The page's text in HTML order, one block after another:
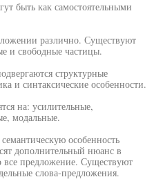
быть как самостоятельными
различно. Существуют
и свободные частицы.
структурные
и синтаксические особенности.
на: усилительные,
модальные.
особенность
дополнительный нюанс в
все предложение. Существуют
слова-предложения.